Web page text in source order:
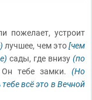
пожелает, устроит
лучшее, чем это[чем
сады, где внизу (по
тебе замки. (Но
всё это в Вечной